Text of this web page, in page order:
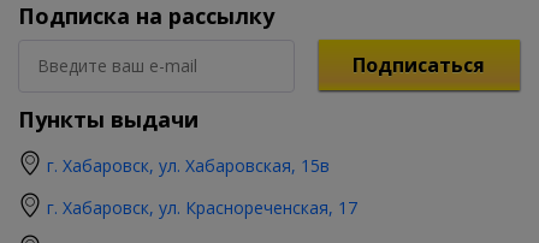
Подписка на рассылку
Подписаться
Пункты выдачи
г. Хабаровск, ул. Хабаровская, 15в
г. Хабаровск, ул. Краснореченская, 17